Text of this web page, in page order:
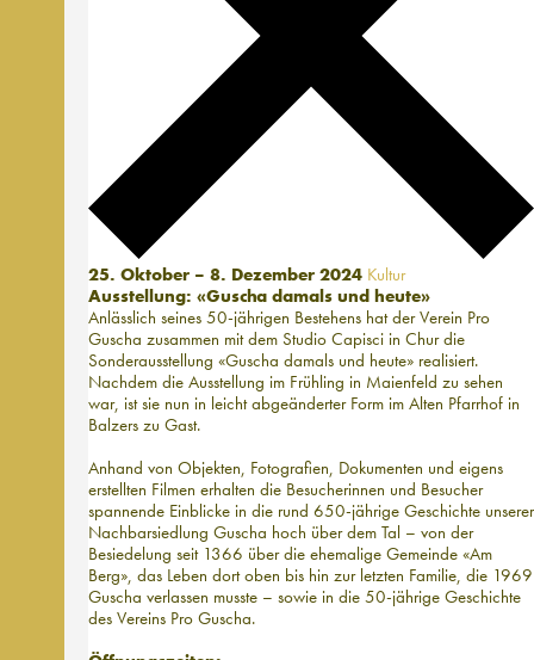
25. Oktober – 8. Dezember 2024 Kultur
Ausstellung: «Guscha damals und heute»
Anlässlich seines 50-jährigen Bestehens hat der Verein Pro
Guscha zusammen mit dem Studio Capisci in Chur die
Sonderausstellung «Guscha damals und heute» realisiert.
Nachdem die Ausstellung im Frühling in Maienfeld zu sehen
war, ist sie nun in leicht abgeänderter Form im Alten Pfarrhof in
Balzers zu Gast.
Anhand von Objekten, Fotografien, Dokumenten und eigens
erstellten Filmen erhalten die Besucherinnen und Besucher
spannende Einblicke in die rund 650-jährige Geschichte unserer
Nachbarsiedlung Guscha hoch über dem Tal – von der
Besiedelung seit 1366 über die ehemalige Gemeinde «Am
Berg», das Leben dort oben bis hin zur letzten Familie, die 1969
Guscha verlassen musste – sowie in die 50-jährige Geschichte
des Vereins Pro Guscha.